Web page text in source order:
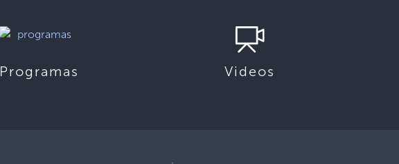
Programas Videos